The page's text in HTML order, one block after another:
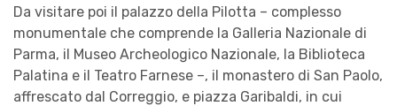
Da visitare poi il palazzo della Pilotta – complesso
monumentale che comprende la Galleria Nazionale di
Parma, il Museo Archeologico Nazionale, la Biblioteca
Palatina e il Teatro Farnese –, il monastero di San Paolo,
affrescato dal Correggio, e piazza Garibaldi, in cui